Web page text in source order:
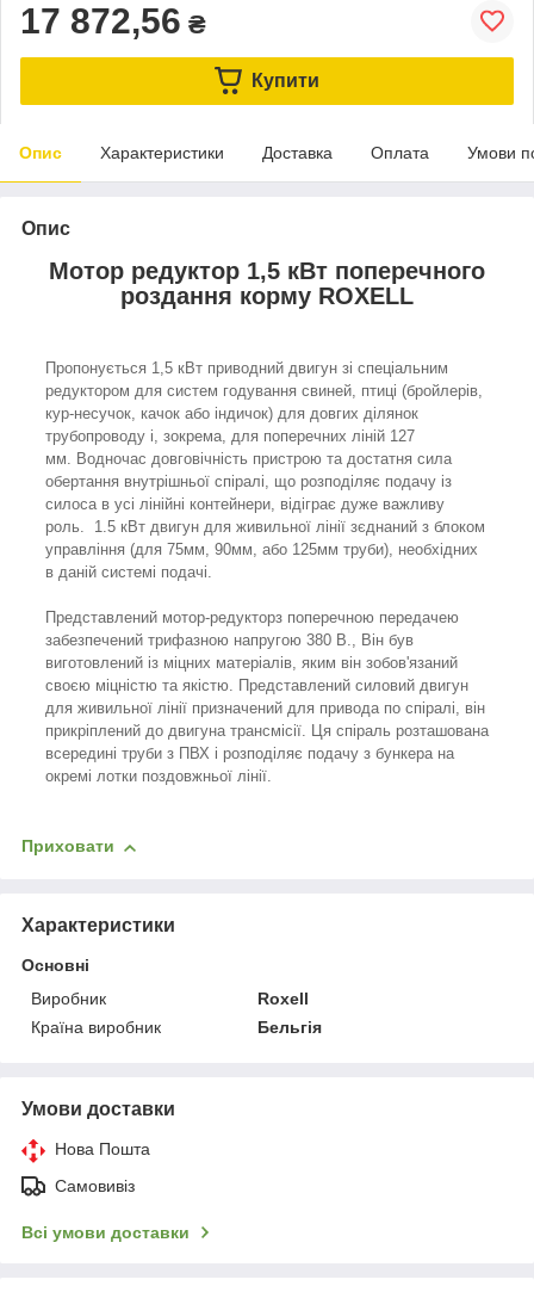
17 872,56 ₴
Купити
Опис Характеристики Доставка Оплата Умови
Опис
Мотор редуктор 1,5 кВт поперечного
роздання корму ROXELL
Пропонується 1,5 кВт приводний двигун зі спеціальним
редуктором для систем годування свиней, птиці (бройлерів,
кур-несучок, качок або індичок) для довгих ділянок
трубопроводу і, зокрема, для поперечних ліній 127
мм. Водночас довговічність пристрою та достатня сила
обертання внутрішньої спіралі, що розподіляє подачу із
силоса в усі лінійні контейнери, відіграє дуже важливу
роль. 1.5 кВт двигун для живильної лінії зєднаний з блоком
управління (для 75мм, 90мм, або 125мм труби), необхідних
в даній системі подачі.
Представлений мотор-редукторз поперечною передачею
забезпечений трифазною напругою 380 В., Він був
виготовлений із міцних матеріалів, яким він зобов'язаний
своєю міцністю та якістю. Представлений силовий двигун
для живильної лінії призначений для привода по спіралі, він
прикріплений до двигуна трансмісії. Ця спіраль розташована
всередині труби з ПВХ і розподіляє подачу з бункера на
окремі лотки поздовжньої лінії.
Приховати
Характеристики
Основні
Виробник
Roxell
Країна виробник
Бельгія
Умови доставки
Нова Пошта
Самовивіз
Всі умови доставки